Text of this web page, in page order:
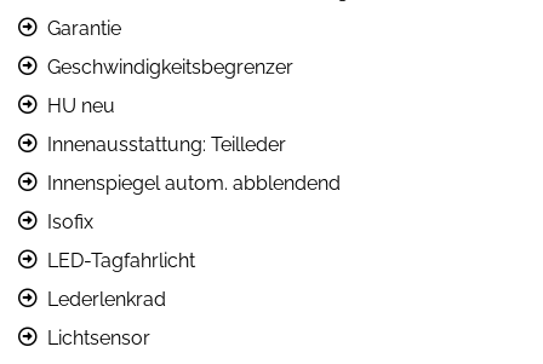
Garantie
Geschwindigkeitsbegrenzer
HU neu
Innenausstattung: Teilleder
Innenspiegel autom. abblendend
Isofix
LED-Tagfahrlicht
Lederlenkrad
Lichtsensor